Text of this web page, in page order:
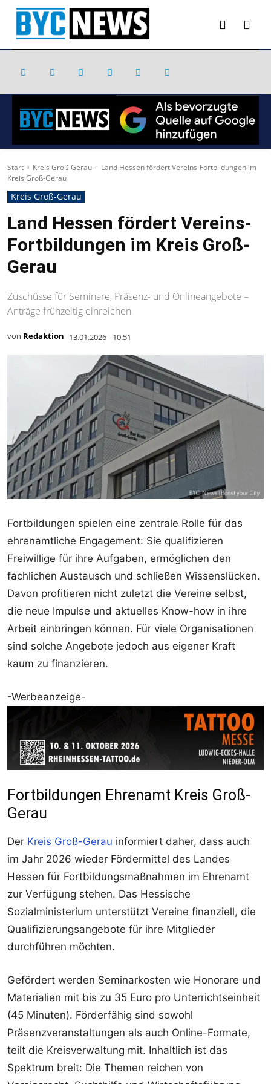
Start Kreis Groß-Gerau
Land Hessen fördert Vereins-Fortbildungen im
Kreis Groß-Gerau
Kreis Groß-Gerau
Land Hessen fördert Vereins-
Fortbildungen im Kreis Groß-
Gerau
Zuschüsse für Seminare, Präsenz- und Onlineangebote –
Anträge frühzeitig einreichen
von Redaktion 13.01.2026 - 10:51
Fortbildungen spielen eine zentrale Rolle für das
ehrenamtliche Engagement: Sie qualifizieren
Freiwillige für ihre Aufgaben, ermöglichen den
fachlichen Austausch und schließen Wissenslücken.
Davon profitieren nicht zuletzt die Vereine selbst,
die neue Impulse und aktuelles Know-how in ihre
Arbeit einbringen können. Für viele Organisationen
sind solche Angebote jedoch aus eigener Kraft
kaum zu finanzieren.
-Werbeanzeige-
Fortbildungen Ehrenamt Kreis Groß-
Gerau
Der Kreis Groß-Gerau informiert daher, dass auch
im Jahr 2026 wieder Fördermittel des Landes
Hessen für Fortbildungsmaßnahmen im Ehrenamt
zur Verfügung stehen. Das Hessische
Sozialministerium unterstützt Vereine finanziell, die
Qualifizierungsangebote für ihre Mitglieder
durchführen möchten.
Gefördert werden Seminarkosten wie Honorare und
Materialien mit bis zu 35 Euro pro Unterrichtseinheit
(45 Minuten). Förderfähig sind sowohl
Präsenzveranstaltungen als auch Online-Formate,
teilt die Kreisverwaltung mit. Inhaltlich ist das
Spektrum breit: Die Themen reichen von